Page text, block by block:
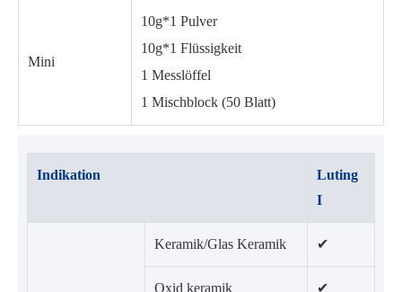
Mini
10g*1 Pulver
10g*1 Flüssigkeit
1 Messlöffel
1 Mischblock (50 Blatt)
Indikation
Luting
I
Keramik/Glas Keramik ✔
Oxid keramik ✔